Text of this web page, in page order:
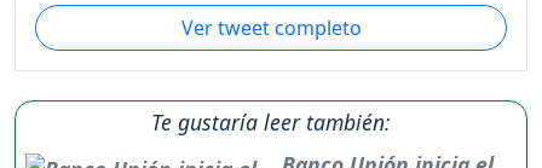
Ver tweet completo
Te gustaría leer también: